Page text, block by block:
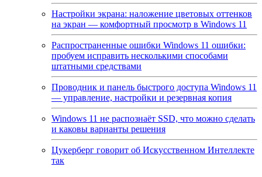
Настройки экрана: наложение цветовых оттенков
на экран — комфортный просмотр в Windows 11
Распространенные ошибки Windows 11 ошибки:
пробуем исправить несколькими способами
штатными средствами
Проводник и панель быстрого доступа Windows 11
— управление, настройки и резервная копия
Windows 11 не распознаёт SSD, что можно сделать
и каковы варианты решения
Цукерберг говорит об Искусственном Интеллекте
так